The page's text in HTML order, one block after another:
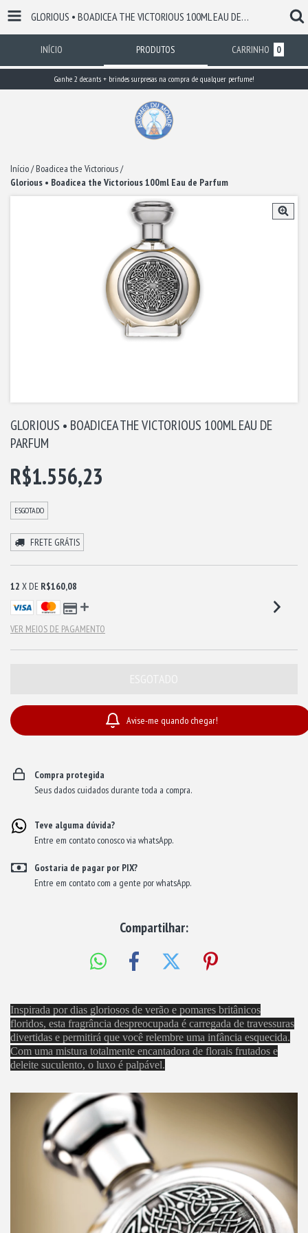
GLORIOUS • BOADICEA THE VICTORIOUS 100ML EAU DE PARFUM
INÍCIO PRODUTOS CARRINHO 0
Ganhe 2 decants + brindes surpresas na compra de qualquer perfume!
Início/ Boadicea the Victorious/
Glorious • Boadicea the Victorious 100ml Eau de Parfum
GLORIOUS • BOADICEA THE VICTORIOUS 100ML EAU DE
PARFUM
R$1.556,23
ESGOTADO
FRETE GRÁTIS
12 X DE R$160,08
VER MEIOS DE PAGAMENTO
Avise-me quando chegar!
Compra protegida
Seus dados cuidados durante toda a compra.
Teve alguma dúvida?
Entre em contato conosco via whatsApp.
Gostaria de pagar por PIX?
Entre em contato com a gente por whatsApp.
Compartilhar:
Inspirada por dias gloriosos de verão e pomares britânicos
floridos, esta fragrância despreocupada é carregada de travessuras
divertidas e permitirá que você relembre uma infância esquecida.
Com uma mistura totalmente encantadora de florais frutados e
deleite suculento, o luxo é palpável.